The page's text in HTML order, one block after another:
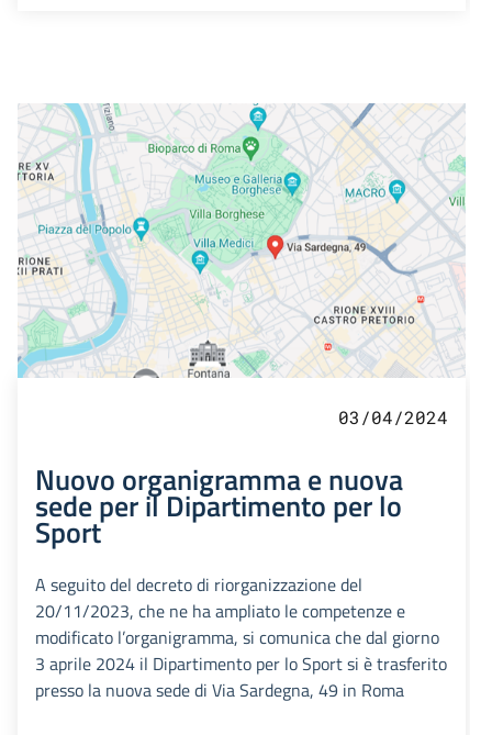
03/04/2024
Nuovo organigramma e nuova
sede per il Dipartimento per lo
Sport
A seguito del decreto di riorganizzazione del
20/11/2023, che ne ha ampliato le competenze e
modificato l’organigramma, si comunica che dal giorno
3 aprile 2024 il Dipartimento per lo Sport si è trasferito
presso la nuova sede di Via Sardegna, 49 in Roma